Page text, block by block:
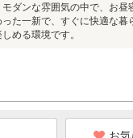
モダンな雰囲気の中で、お昼
った一新で、すぐに快適な
しめる環境です。